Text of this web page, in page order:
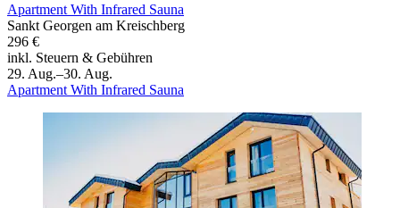
Apartment With Infrared Sauna
Sankt Georgen am Kreischberg
296 €
inkl. Steuern & Gebühren
29. Aug.–30. Aug.
Apartment With Infrared Sauna